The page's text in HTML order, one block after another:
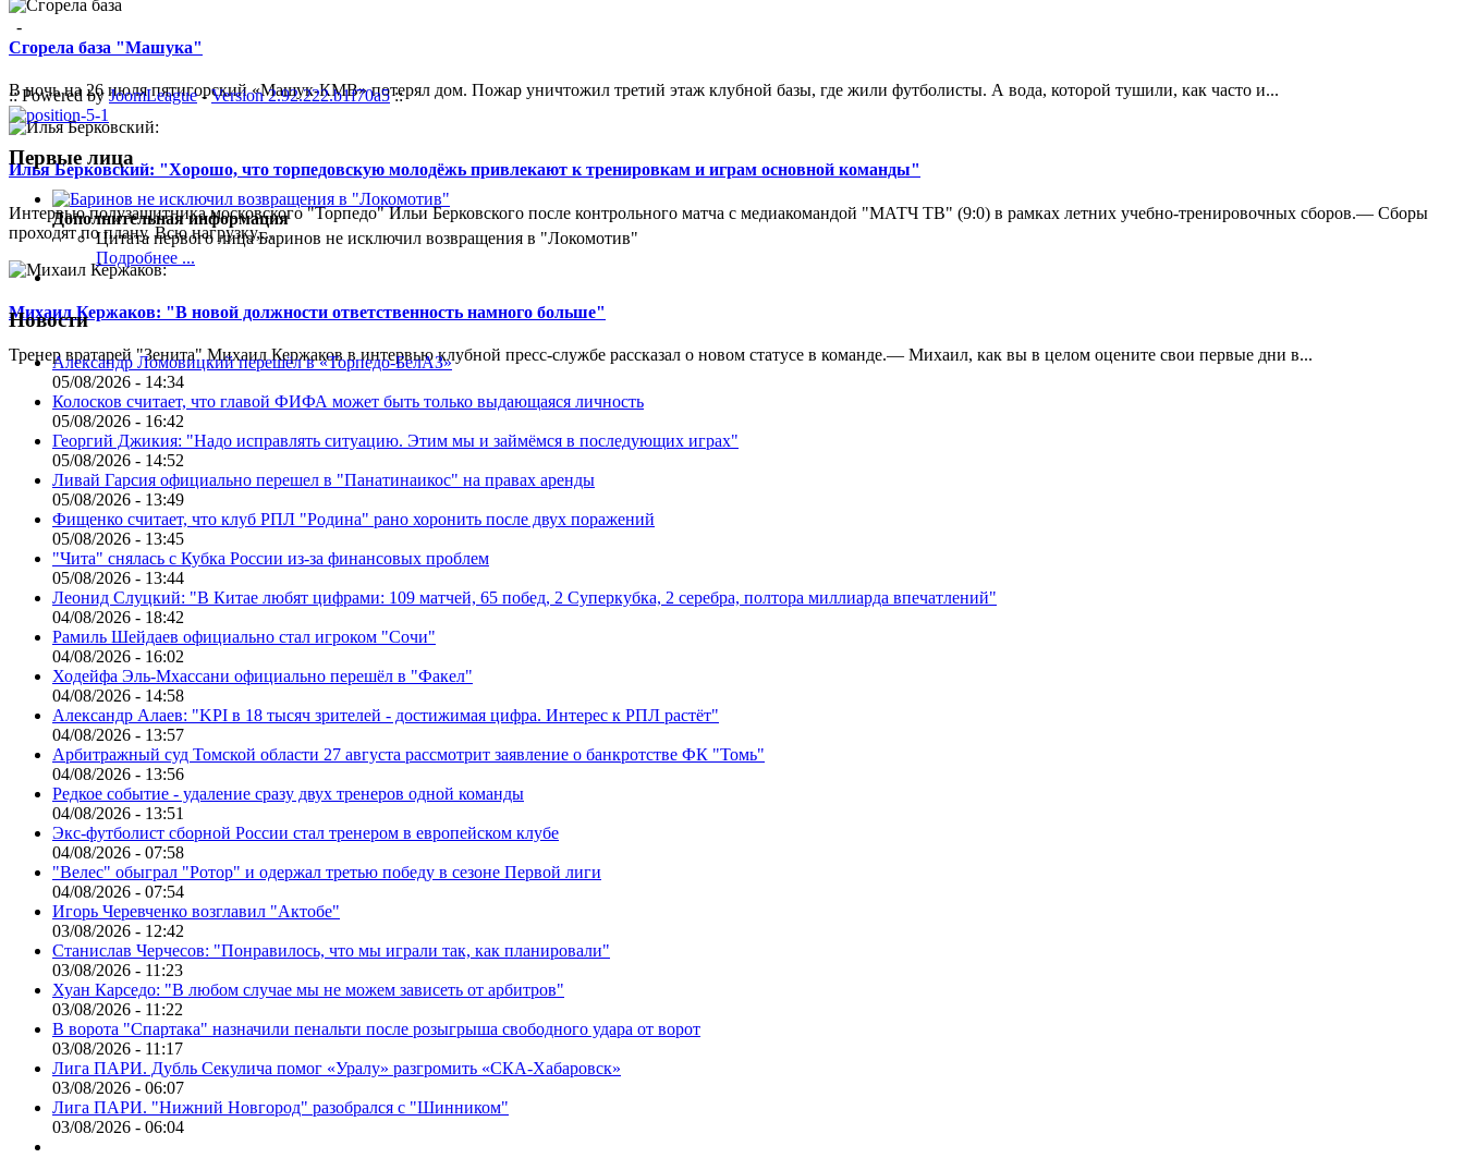
Сгорела база "Машука"
В ночь на 26 июля пятигорский «Машук-КМВ» потерял дом. Пожар уничтожил третий этаж клубной базы, где жили футболисты. А вода, которой тушили, как часто и...
Илья Берковский: "Хорошо, что торпедовскую молодёжь привлекают к тренировкам и играм основной команды"
Интервью полузащитника московского "Торпедо" Ильи Берковского после контрольного матча с медиакомандой "МАТЧ ТВ" (9:0) в рамках летних учебно-тренировочных сборов.— Сборы
проходят по плану. Всю нагрузку,...
Михаил Кержаков: "В новой должности ответственность намного больше"
Тренер вратарей "Зенита" Михаил Кержаков в интервью клубной пресс-службе рассказал о новом статусе в команде.— Михаил, как вы в целом оцените свои первые дни в...
-
:: Powered byJoomLeague-Version 2.92.222.b1f70a5::
Первые лица
Дополнительная информация
Цитата первого лица Баринов не исключил возвращения в "Локомотив"
Подробнее ...
Новости
Александр Ломовицкий перешёл в «Торпедо-БелАЗ»
05/08/2026 - 14:34
Колосков считает, что главой ФИФА может быть только выдающаяся личность
05/08/2026 - 16:42
Георгий Джикия: "Надо исправлять ситуацию. Этим мы и займёмся в последующих играх"
05/08/2026 - 14:52
Ливай Гарсия официально перешел в "Панатинаикос" на правах аренды
05/08/2026 - 13:49
Фищенко считает, что клуб РПЛ "Родина" рано хоронить после двух поражений
05/08/2026 - 13:45
"Чита" снялась с Кубка России из-за финансовых проблем
05/08/2026 - 13:44
Леонид Слуцкий: "В Китае любят цифрами: 109 матчей, 65 побед, 2 Суперкубка, 2 серебра, полтора миллиарда впечатлений"
04/08/2026 - 18:42
Рамиль Шейдаев официально стал игроком "Сочи"
04/08/2026 - 16:02
Ходейфа Эль-Мхассани официально перешёл в "Факел"
04/08/2026 - 14:58
Александр Алаев: "KPI в 18 тысяч зрителей - достижимая цифра. Интерес к РПЛ растёт"
04/08/2026 - 13:57
Арбитражный суд Томской области 27 августа рассмотрит заявление о банкротстве ФК "Томь"
04/08/2026 - 13:56
Редкое событие - удаление сразу двух тренеров одной команды
04/08/2026 - 13:51
Экс-футболист сборной России стал тренером в европейском клубе
04/08/2026 - 07:58
"Велес" обыграл "Ротор" и одержал третью победу в сезоне Первой лиги
04/08/2026 - 07:54
Игорь Черевченко возглавил "Актобе"
03/08/2026 - 12:42
Станислав Черчесов: "Понравилось, что мы играли так, как планировали"
03/08/2026 - 11:23
Хуан Карседо: "В любом случае мы не можем зависеть от арбитров"
03/08/2026 - 11:22
В ворота "Спартака" назначили пенальти после розыгрыша свободного удара от ворот
03/08/2026 - 11:17
Лига ПАРИ. Дубль Секулича помог «Уралу» разгромить «СКА-Хабаровск»
03/08/2026 - 06:07
Лига ПАРИ. "Нижний Новгород" разобрался с "Шинником"
03/08/2026 - 06:04